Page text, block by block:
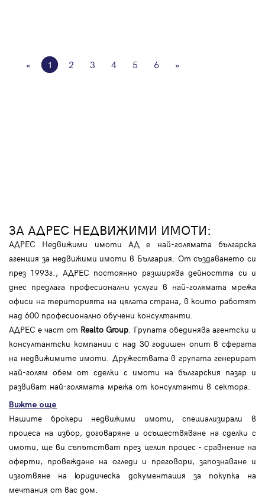
« 1 2 3 4 5 6 »
ЗА АДРЕС НЕДВИЖИМИ ИМОТИ:
АДРЕС Недвижими имоти АД е най-голямата българска
агенция за недвижими имоти в България. От създаването си
през 1993г., АДРЕС постоянно разширява дейността си и
днес предлага професионални услуги в най-голямата мрежа
офиси на територията на цялата страна, в които работят
над 600 професионално обучени консултанти.
АДРЕС е част от Realto Group . Групата обединява агентски и
консултантски компании с над 30 годишен опит в сферата
на недвижимите имоти. Дружествата в групата генерират
най-голям обем от сделки с имоти на българския пазар и
развиват най-голямата мрежа от консултанти в сектора.
Вижте още
Нашите брокери недвижими имоти, специализирали в
процеса на избор, договаряне и осъществяване на сделки с
имоти, ще ви съпътстват през целия процес - сравнение на
оферти, провеждане на огледи и преговори, запознаване и
изготвяне на юридическа документация за покупка на
мечтания от вас дом.